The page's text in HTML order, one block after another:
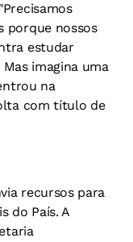
porque nossos
estudar
imagina uma
na
com título de
recursos para
do País. A